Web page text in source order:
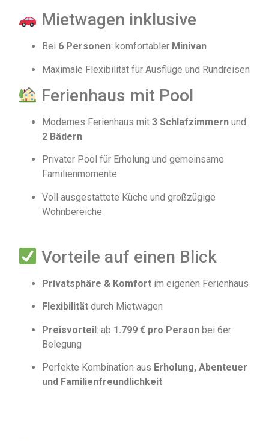
Mietwagen inklusive
Bei 6 Personen: komfortabler Minivan
Maximale Flexibilität für Ausflüge und Rundreisen
Ferienhaus mit Pool
Modernes Ferienhaus mit 3 Schlafzimmern und
2 Bädern
Privater Pool für Erholung und gemeinsame
Familienmomente
Voll ausgestattete Küche und großzügige
Wohnbereiche
Vorteile auf einen Blick
Privatsphäre & Komfort im eigenen Ferienhaus
Flexibilität durch Mietwagen
Preisvorteil: ab 1.799 € pro Person bei 6er
Belegung
Perfekte Kombination aus Erholung, Abenteuer
und Familienfreundlichkeit